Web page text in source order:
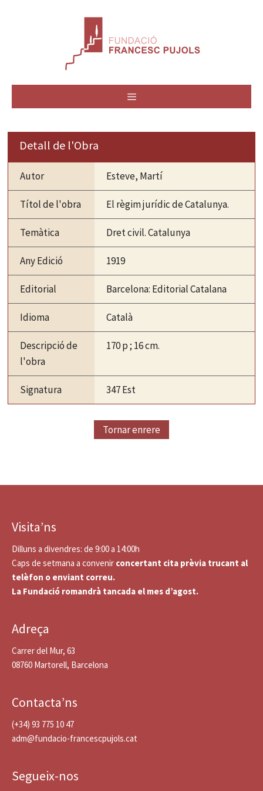
Detall de l'Obra
Autor Esteve, Martí
Títol de l'obra El règim jurídic de Catalunya.
Temàtica Dret civil. Catalunya
Any Edició 1919
Editorial Barcelona: Editorial Catalana
Idioma Català
Descripció de
l'obra
170 p ; 16 cm.
Signatura 347 Est
Tornar enrere
Visita’ns
Dilluns a divendres: de 9:00 a 14:00h
Caps de setmana a convenir concertant cita prèvia trucant al
telèfon o enviant correu.
La Fundació romandrà tancada el mes d’agost.
Adreça
Carrer del Mur, 63
08760 Martorell, Barcelona
Contacta’ns
(+34) 93 775 10 47
adm@fundacio-francescpujols.cat
Segueix-nos